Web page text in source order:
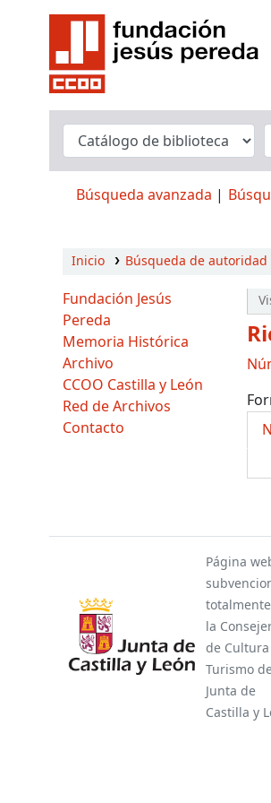
Búsqueda avanzada
Inicio Búsqueda de autoridad
Fundación Jesús
Pereda
Memoria Histórica
Archivo
CCOO Castilla y León
Red de Archivos
Contacto
Página
la
de
Turismo
Junta de
Castilla y